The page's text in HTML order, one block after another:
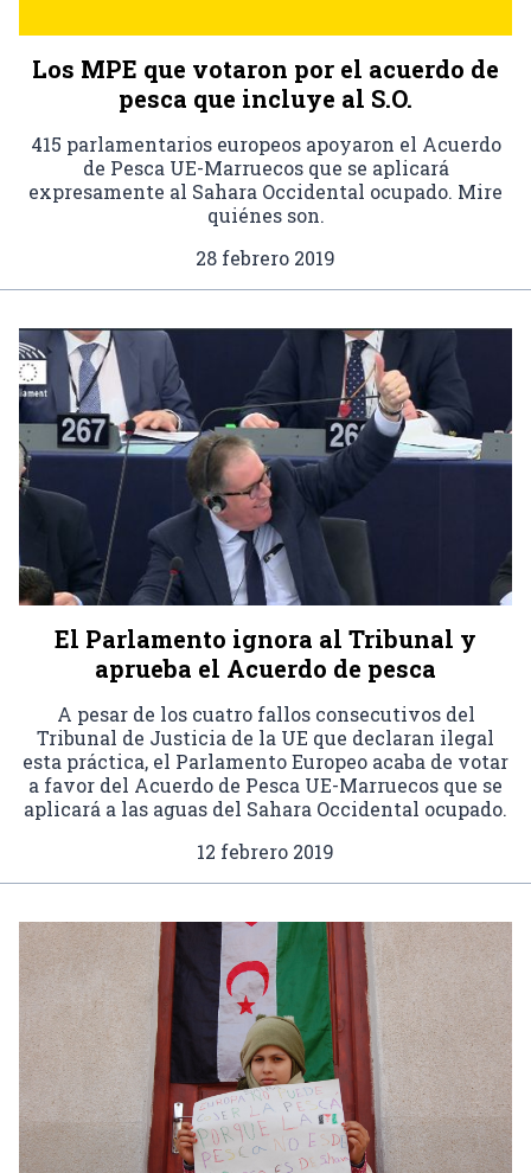
Los MPE que votaron por el acuerdo de
pesca que incluye al S.O.
415 parlamentarios europeos apoyaron el Acuerdo
de Pesca UE-Marruecos que se aplicará
expresamente al Sahara Occidental ocupado. Mire
quiénes son.
28 febrero 2019
El Parlamento ignora al Tribunal y
aprueba el Acuerdo de pesca
A pesar de los cuatro fallos consecutivos del
Tribunal de Justicia de la UE que declaran ilegal
esta práctica, el Parlamento Europeo acaba de votar
a favor del Acuerdo de Pesca UE-Marruecos que se
aplicará a las aguas del Sahara Occidental ocupado.
12 febrero 2019